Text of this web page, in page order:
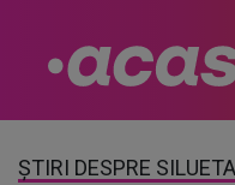
ȘTIRI DESPRE SILUETA